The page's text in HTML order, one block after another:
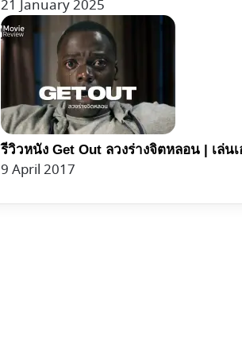
21 January 2025
รีวิวหนัง Get Out ลวงร่างจิตหลอน | เล่นเ
9 April 2017